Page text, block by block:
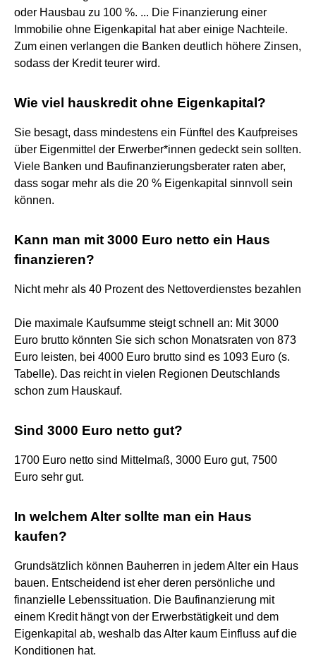
oder Hausbau zu 100 %. ... Die Finanzierung einer
Immobilie ohne Eigenkapital hat aber einige Nachteile.
Zum einen verlangen die Banken deutlich höhere Zinsen,
sodass der Kredit teurer wird.
Wie viel hauskredit ohne Eigenkapital?
Sie besagt, dass mindestens ein Fünftel des Kaufpreises
über Eigenmittel der Erwerber*innen gedeckt sein sollten.
Viele Banken und Baufinanzierungsberater raten aber,
dass sogar mehr als die 20 % Eigenkapital sinnvoll sein
können.
Kann man mit 3000 Euro netto ein Haus
finanzieren?
Nicht mehr als 40 Prozent des Nettoverdienstes bezahlen
Die maximale Kaufsumme steigt schnell an: Mit 3000
Euro brutto könnten Sie sich schon Monatsraten von 873
Euro leisten, bei 4000 Euro brutto sind es 1093 Euro (s.
Tabelle). Das reicht in vielen Regionen Deutschlands
schon zum Hauskauf.
Sind 3000 Euro netto gut?
1700 Euro netto sind Mittelmaß, 3000 Euro gut, 7500
Euro sehr gut.
In welchem Alter sollte man ein Haus
kaufen?
Grundsätzlich können Bauherren in jedem Alter ein Haus
bauen. Entscheidend ist eher deren persönliche und
finanzielle Lebenssituation. Die Baufinanzierung mit
einem Kredit hängt von der Erwerbstätigkeit und dem
Eigenkapital ab, weshalb das Alter kaum Einfluss auf die
Konditionen hat.